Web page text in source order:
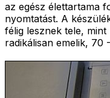
az egész élettartama
nyomtatást. A
félig lesznek tele,
radikálisan emelik, 70